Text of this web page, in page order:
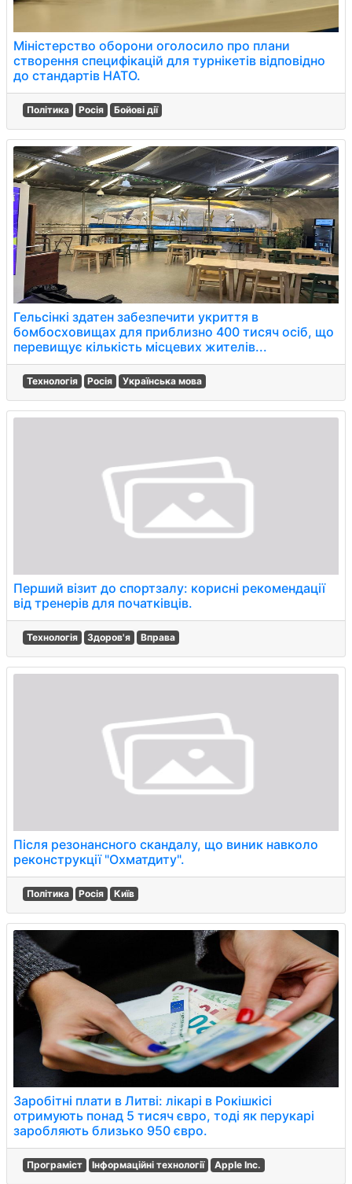
Міністерство оборони оголосило про плани
створення специфікацій для турнікетів відповідно
до стандартів НАТО.
Політика Росія Бойові дії
Гельсінкі здатен забезпечити укриття в
бомбосховищах для приблизно 400 тисяч осіб, що
перевищує кількість місцевих жителів...
Технологія Росія Українська мова
Перший візит до спортзалу: корисні рекомендації
від тренерів для початківців.
Технологія Здоров'я Вправа
Після резонансного скандалу, що виник навколо
реконструкції "Охматдиту".
Політика Росія Київ
Заробітні плати в Литві: лікарі в Рокішкісі
отримують понад 5 тисяч євро, тоді як перукарі
заробляють близько 950 євро.
Програміст Інформаційні технології Apple Inc.